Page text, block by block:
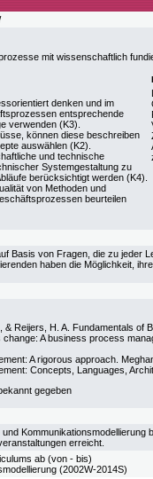
mit wissenschaftlich
denken und im
entsprechende
verwenden (K3).
können diese beschreiben
auswählen (K2).
und technische
Systemgestaltung zu
berücksichtigt werden (K4).
von Methoden und
beurteilen
Basis von Fragen, die zu jeder
haben die Möglichkeit,
Reijers, H. A. Fundamentals of
A business process
A rigorous approach.
Concepts, Languages,
gegeben
erreicht.
ab (von - bis)
(2002W-2014S)